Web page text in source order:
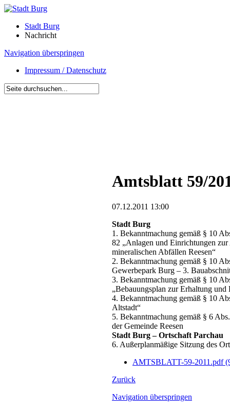
Stadt Burg
Nachricht
Navigation überspringen
Impressum / Datenschutz
Amtsblatt 59/
07.12.2011 13:00
Stadt Burg
1. Bekanntmachung gemäß § 10
82 „Anlagen und Einrichtungen
mineralischen Abfällen Reesen“
2. Bekanntmachung gemäß § 10
Gewerbepark Burg – 3.
3. Bekanntmachung gemäß § 10
„Bebauungsplan zur Erhaltung
4. Bekanntmachung gemäß § 10
Altstadt“
5. Bekanntmachung gemäß § 6
der Gemeinde Reesen
Stadt Burg – Ortschaft Parchau
6. Außerplanmäßige Sitzung des
AMTSBLATT-59-2011.pdf
Zurück
Navigation überspringen